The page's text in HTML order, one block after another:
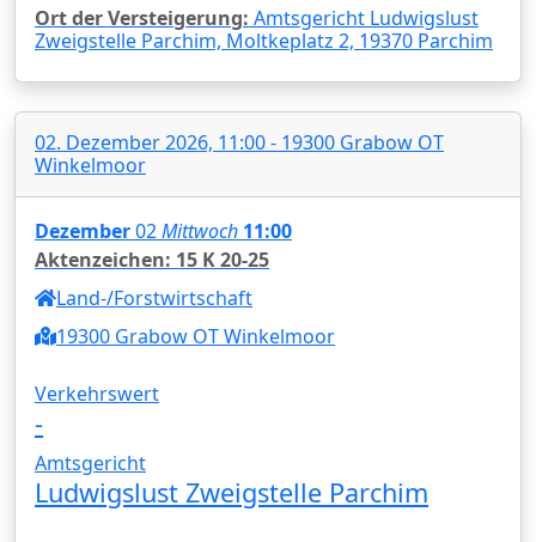
Ort der Versteigerung: Amtsgericht Ludwigslust
Zweigstelle Parchim, Moltkeplatz 2, 19370 Parchim
02. Dezember 2026, 11:00 - 19300 Grabow OT
Winkelmoor
Dezember02Mittwoch 11:00
Aktenzeichen: 15 K 20-25
Land-/Forstwirtschaft
19300 Grabow OT Winkelmoor
Verkehrswert
-
Amtsgericht
Ludwigslust Zweigstelle Parchim